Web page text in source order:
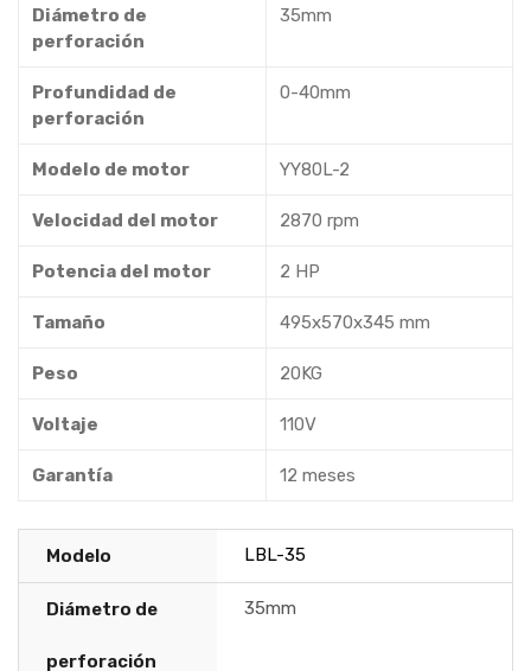
Diámetro de
perforación
35mm
Profundidad de
perforación
0-40mm
Modelo de motor YY80L-2
Velocidad del motor 2870 rpm
Potencia del motor 2 HP
Tamaño 495x570x345 mm
Peso 20KG
Voltaje 110V
Garantía 12 meses
Modelo LBL-35
Diámetro de
perforación
35mm